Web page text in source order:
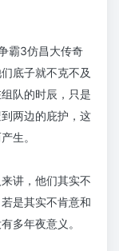
霸3仿昌大传奇
底子就不克不及
队的时辰，只是
两边的庇护，这
生。
讲，他们其实不
是其实不肯意和
多年夜意义。